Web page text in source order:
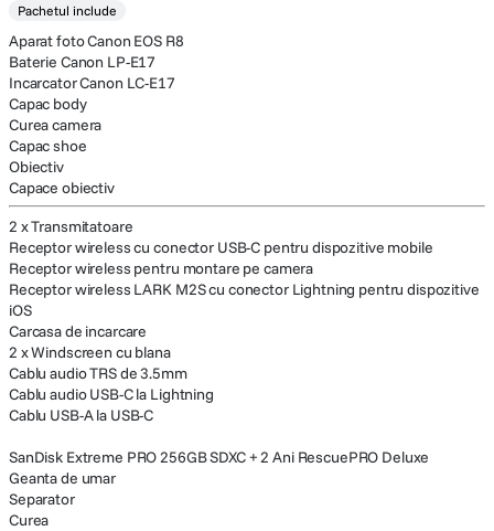
Pachetul include
Aparat foto Canon EOS R8
Baterie Canon LP-E17
Incarcator Canon LC-E17
Capac body
Curea camera
Capac shoe
Obiectiv
Capace obiectiv
2 x Transmitatoare
Receptor wireless cu conector USB-C pentru dispozitive mobile
Receptor wireless pentru montare pe camera
Receptor wireless LARK M2S cu conector Lightning pentru dispozitive
iOS
Carcasa de incarcare
2 x Windscreen cu blana
Cablu audio TRS de 3.5mm
Cablu audio USB-C la Lightning
Cablu USB-A la USB-C
SanDisk Extreme PRO 256GB SDXC + 2 Ani RescuePRO Deluxe
Geanta de umar
Separator
Curea